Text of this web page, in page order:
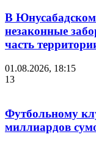
В
незаконные
часть
01.08.2026, 18:15
13
Футбольному
миллиардов